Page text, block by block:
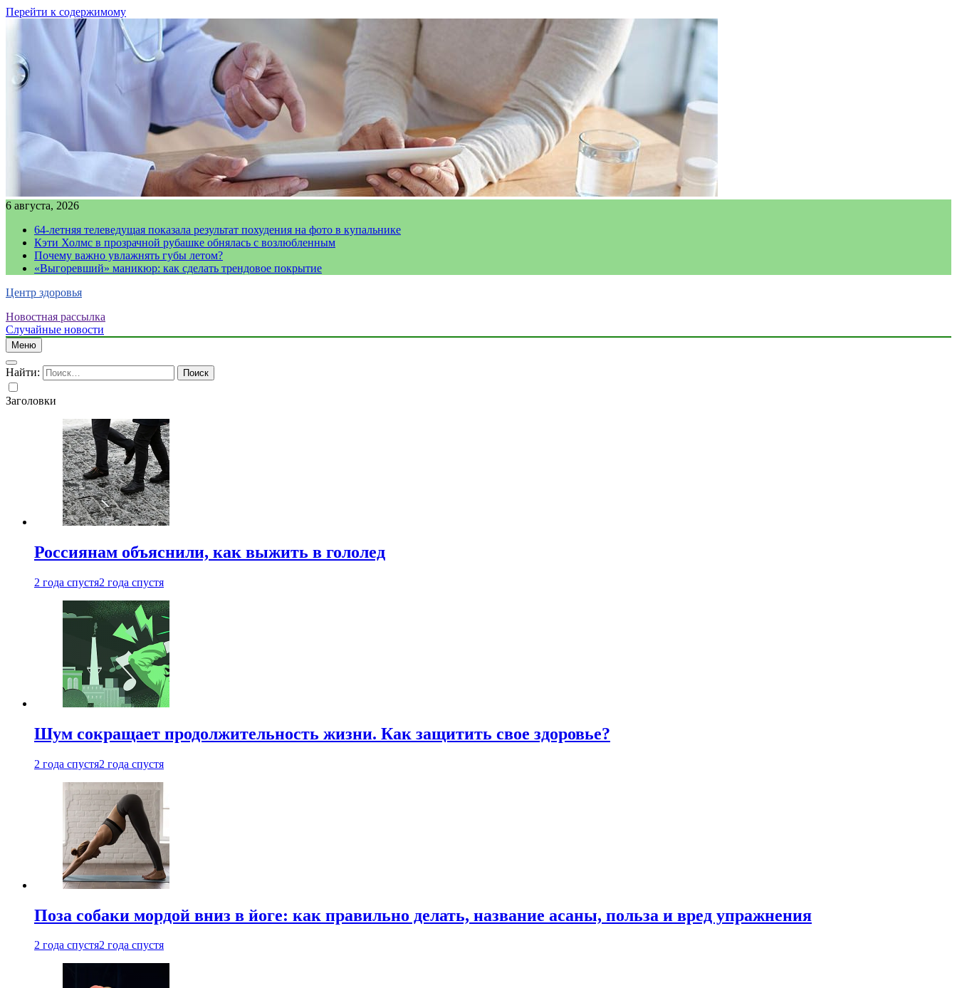
Перейти к содержимому
6 августа, 2026
64-летняя телеведущая показала результат похудения на фото в купальнике
Кэти Холмс в прозрачной рубашке обнялась с возлюбленным
Почему важно увлажнять губы летом?
«Выгоревший» маникюр: как сделать трендовое покрытие
Центр здоровья
Новостная рассылка
Случайные новости
Меню
Найти:
Заголовки
Россиянам объяснили, как выжить в гололед
2 года спустя2 года спустя
Шум сокращает продолжительность жизни. Как защитить свое здоровье?
2 года спустя2 года спустя
Поза собаки мордой вниз в йоге: как правильно делать, название асаны, польза и вред упражнения
2 года спустя2 года спустя